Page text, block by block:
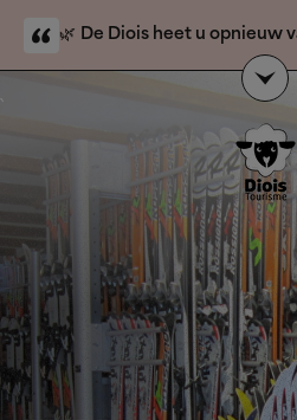
🌿 De Diois heet u opnieuw
natuurbrand is voorbij en
weer geopend. Alleen de
gastvrouwen en gastheren
staan voor u klaar om u
maken in de Diois.